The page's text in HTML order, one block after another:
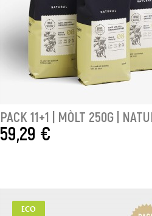
PACK 11+1 | MÒLT 250G |
59,29 €
AFEGIR A LA CISTELLA
ECO